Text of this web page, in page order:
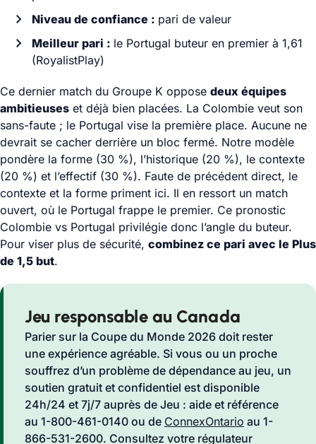
Niveau de confiance : pari de valeur
Meilleur pari : le Portugal buteur en premier à 1,61
(RoyalistPlay)
Ce dernier match du Groupe K oppose deux équipes
ambitieuses et déjà bien placées. La Colombie veut son
sans-faute ; le Portugal vise la première place. Aucune ne
devrait se cacher derrière un bloc fermé. Notre modèle
pondère la forme (30 %), l’historique (20 %), le contexte
(20 %) et l’effectif (30 %). Faute de précédent direct, le
contexte et la forme priment ici. Il en ressort un match
ouvert, où le Portugal frappe le premier. Ce pronostic
Colombie vs Portugal privilégie donc l’angle du buteur.
Pour viser plus de sécurité, combinez ce pari avec le Plus
de 1,5 but.
Jeu responsable au Canada
Parier sur la Coupe du Monde 2026 doit rester
une expérience agréable. Si vous ou un proche
souffrez d’un problème de dépendance au jeu, un
soutien gratuit et confidentiel est disponible
24h/24 et 7j/7 auprès de Jeu : aide et référence
au 1-800-461-0140 ou de ConnexOntario au 1-
866-531-2600. Consultez votre régulateur